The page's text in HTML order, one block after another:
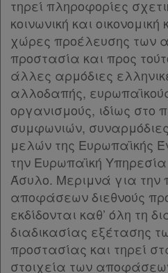
Παρ.2
Παρ.3
Παρ.4
Παρ.5
Άρθρο 31 [-]
Παρ.1
Παρ.2
Παρ.3
Παρ.4
Παρ.5
Άρθρο 32 [-]
Παρ.1
Παρ.2
ΜΕΡΟΣ ΤΡΙΤΟ [-]
ΚΕΦΑΛΑΙΟ Α΄ [-]
Άρθρο 33
τηρεί πληροφορίες
κοινωνική και
χώρες προέλευσης των
προστασία και προς
άλλες αρμόδιες
αλλοδαπής, ευρωπαϊκούς
οργανισμούς, ιδίως στο
συμφωνιών,
μελών της Ευρωπαϊκής
την Ευρωπαϊκή
Άσυλο. Μεριμνά για την
αποφάσεων διεθνούς
εκδίδονται καθ’ όλη τη
διαδικασίας εξέτασης
προστασίας και τηρεί
στοιχεία των